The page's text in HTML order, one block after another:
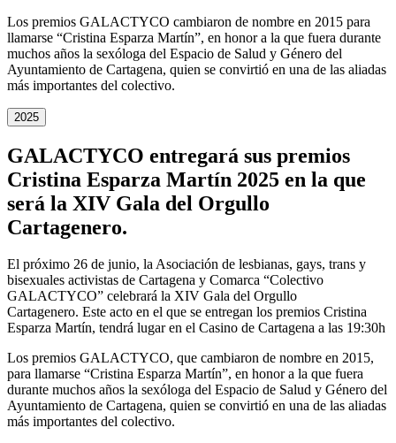
Los premios GALACTYCO cambiaron de nombre en 2015 para
llamarse “Cristina Esparza Martín”, en honor a la que fuera durante
muchos años la sexóloga del Espacio de Salud y Género del
Ayuntamiento de Cartagena, quien se convirtió en una de las aliadas
más importantes del colectivo.
2025
GALACTYCO entregará sus premios
Cristina Esparza Martín 2025 en la que
será la XIV Gala del Orgullo
Cartagenero.
El próximo 26 de junio, la Asociación de lesbianas, gays, trans y
bisexuales activistas de Cartagena y Comarca “Colectivo
GALACTYCO” celebrará la XIV Gala del Orgullo
Cartagenero. Este acto en el que se entregan los premios Cristina
Esparza Martín, tendrá lugar en el Casino de Cartagena a las 19:30h
Los premios GALACTYCO, que cambiaron de nombre en 2015,
para llamarse “Cristina Esparza Martín”, en honor a la que fuera
durante muchos años la sexóloga del Espacio de Salud y Género del
Ayuntamiento de Cartagena, quien se convirtió en una de las aliadas
más importantes del colectivo.